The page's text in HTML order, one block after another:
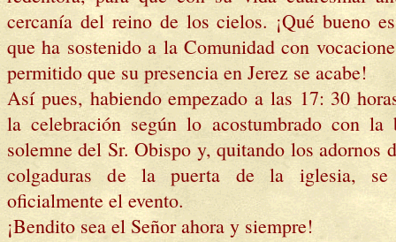
cercanía del reino de los cielos. ¡Qué bueno
que ha sostenido a la Comunidad con
permitido que su presencia en Jerez se acabe!
Así pues, habiendo empezado a las 17: 30
la celebración según lo acostumbrado con la
solemne del Sr. Obispo y, quitando los adornos
colgaduras de la puerta de la iglesia, se
oficialmente el evento.
¡Bendito sea el Señor ahora y siempre!